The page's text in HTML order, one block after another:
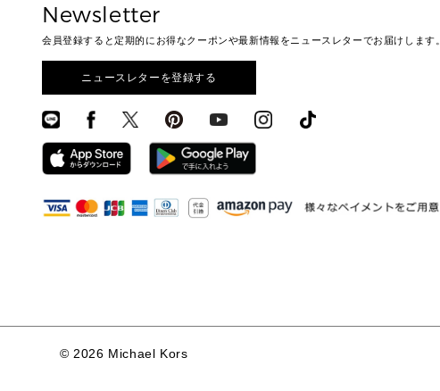
Newsletter
会員登録すると定期的にお得なクーポンや最新情報をニュースレターでお届けします。
ニュースレターを登録する
© 2026 Michael Kors